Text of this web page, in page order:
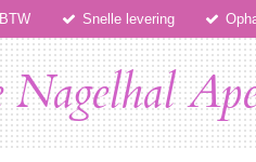
Snelle levering
Nagelhal